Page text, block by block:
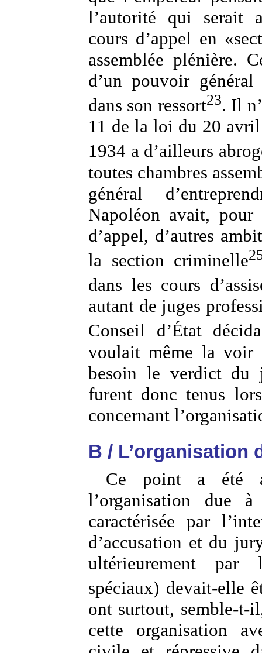
l’autorité qui serait
cours d’appel en
assemblée plénière.
d’un pouvoir
dans son ressort23. Il
11 de la loi du 20
1934 a d’ailleurs
toutes chambres
général
Napoléon avait,
d’appel, d’autres
la section criminelle
dans les cours
autant de juges
Conseil d’État
voulait même la voir
besoin le verdict du
furent donc tenus
concernant
B / L’organisation
Ce point a été
l’organisation due à
caractérisée par
d’accusation et du
ultérieurement
spéciaux) devait-elle
ont surtout, semble-t-
cette organisation